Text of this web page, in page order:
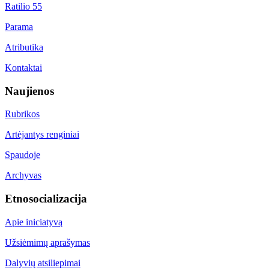
Ratilio 55
Parama
Atributika
Kontaktai
Naujienos
Rubrikos
Artėjantys renginiai
Spaudoje
Archyvas
Etnosocializacija
Apie iniciatyvą
Užsiėmimų aprašymas
Dalyvių atsiliepimai